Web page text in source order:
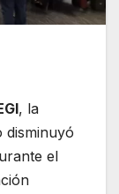
, la
disminuyó
el